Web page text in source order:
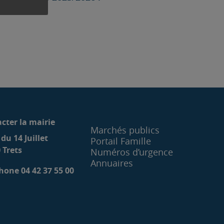
la mairie
du 14 Juillet
Trets
04 42 37 55 00
Marchés publics
Portail Famille
Numéros d’urgence
Annuaires